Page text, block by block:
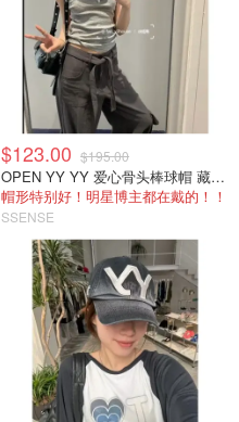
$123.00 $195.00
OPEN YY YY 爱心骨头棒球帽 藏蓝色
帽形特别好！明星博主都在戴的！！
SSENSE